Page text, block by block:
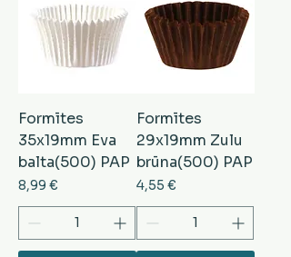
Formītes
35x19mm Eva
balta(500) PAP
Cena
8,99 €
Formītes
29x19mm Zulu
brūna(500) PAP
Cena
4,55 €